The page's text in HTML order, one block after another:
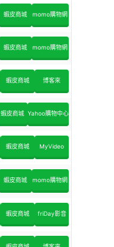
蝦皮商城 momo購物網
蝦皮商城 momo購物網
蝦皮商城 博客來
蝦皮商城 Yahoo購物中心
蝦皮商城 MyVideo
蝦皮商城 momo購物網
蝦皮商城 friDay影音